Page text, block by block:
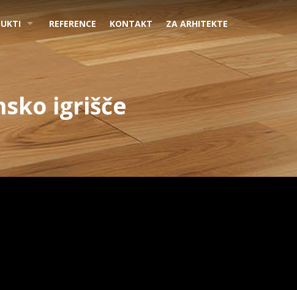
REFERENCE KONTAKT ZA ARHITEKTE
igrišče